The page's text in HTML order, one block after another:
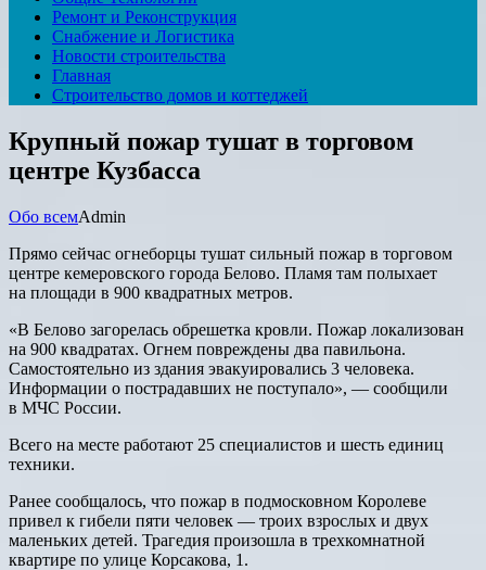
Ремонт и Реконструкция
Снабжение и Логистика
Новости строительства
Главная
Строительство домов и коттеджей
Крупный пожар тушат в торговом
центре Кузбасса
Обо всемAdmin
Прямо сейчас огнеборцы тушат сильный пожар в торговом
центре кемеровского города Белово. Пламя там полыхает
на площади в 900 квадратных метров.
«В Белово загорелась обрешетка кровли. Пожар локализован
на 900 квадратах. Огнем повреждены два павильона.
Самостоятельно из здания эвакуировались 3 человека.
Информации о пострадавших не поступало», — сообщили
в МЧС России.
Всего на месте работают 25 специалистов и шесть единиц
техники.
Ранее сообщалось, что пожар в подмосковном Королеве
привел к гибели пяти человек — троих взрослых и двух
маленьких детей. Трагедия произошла в трехкомнатной
квартире по улице Корсакова, 1.